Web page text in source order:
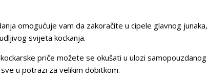
omogućuje vam da zakoračite u cipele glavnog
svijeta kockanja.
priče možete se okušati u ulozi
u potrazi za velikim dobitkom.